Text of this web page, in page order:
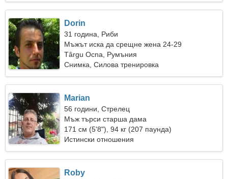
Dorin
31 година, Риби
Мъжът иска да срещне жена 24-29
Târgu Ocna, Румъния
Снимка, Силова тренировка
Marian
56 години, Стрелец
Мъж търси старша дама
171 см (5'8"), 94 кг (207 паунда)
Истински отношения
Roby